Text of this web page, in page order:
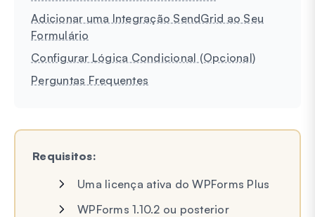
Adicionar uma Integração SendGrid ao Seu
Formulário
Configurar Lógica Condicional (Opcional)
Perguntas Frequentes
Requisitos:
Uma licença ativa do WPForms Plus
WPForms 1.10.2 ou posterior